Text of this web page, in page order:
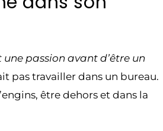
une passion avant d’être un
pas travailler dans un bureau.
être dehors et dans la